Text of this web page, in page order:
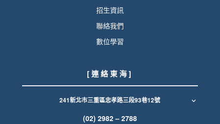
招生資訊
聯絡我們
數位學習
[ 連 絡 東 海 ]
241新北市三重區忠孝路三段93巷12號
(02) 2982 – 2788